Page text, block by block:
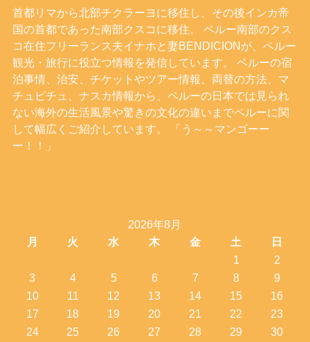
首都リマから北部チクラーヨに移住し、その後インカ帝
国の首都であった南部クスコに移住。 ペルー南部のクス
コ在住フリーランス夫イナホと妻BENDICIONが、ペルー
観光・旅行に役立つ情報を発信しています。 ペルーの宿
泊事情、治安、チケットやツアー情報、両替の方法、マ
チュピチュ、ナスカ情報から、ペルーの日本では見られ
ない海外の生活風景や驚きの文化の違いまでペルーに関
して幅広くご紹介しています。 「う～～マンゴーー
ー！！」
2026年8月
月
火 水 木 金 土
日
1
2
3
4 5 6 7 8
9
10
11 12 13 14 15
16
17
18 19 20 21 22
23
24
25 26 27 28 29
30